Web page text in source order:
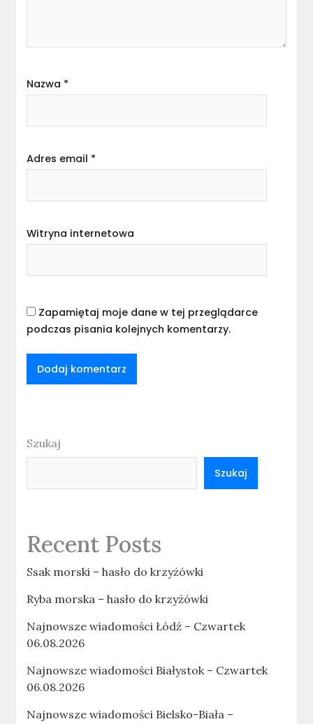
Nazwa *
Adres email *
Witryna internetowa
Zapamiętaj moje dane w tej przeglądarce
podczas pisania kolejnych komentarzy.
Szukaj
Szukaj
Recent Posts
Ssak morski – hasło do krzyżówki
Ryba morska – hasło do krzyżówki
Najnowsze wiadomości Łódź – Czwartek
06.08.2026
Najnowsze wiadomości Białystok – Czwartek
06.08.2026
Najnowsze wiadomości Bielsko-Biała –